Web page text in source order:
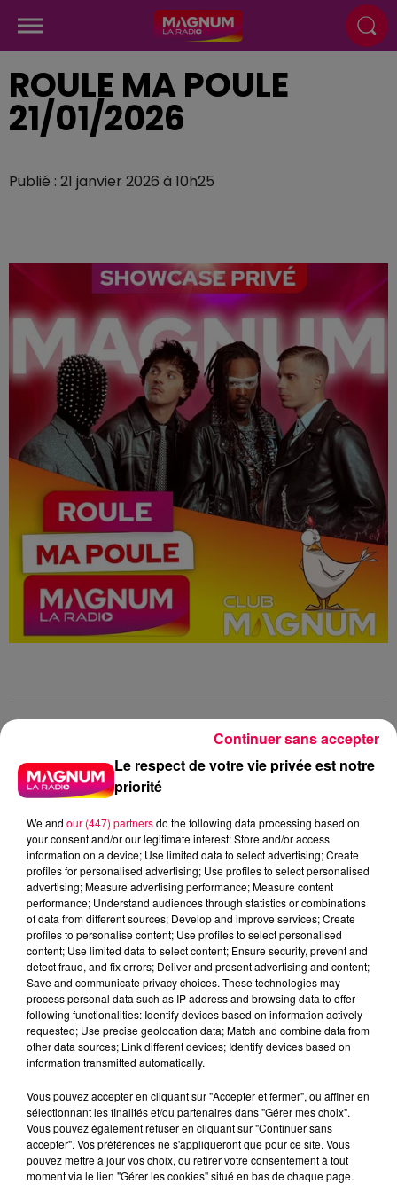
ROULE MA POULE
21/01/2026
Publié : 21 janvier 2026 à 10h25
Club Magnum
Skip The Use
Showcase
Epinal
Magnum la Radio
Radio
Vosges
Meurthe et Moselle
Haute Marne
Alsace
Meuse Grand Est
Fred
JULIE D'ESSEGNEY REMPORTE SES PLACES AU
SHOWCASE MAGNUM AVEC SKIP THE USE
0:00 1 min 45 sec
21 janvier 2026 - 1 min 45 sec
ROULE MA POULE 21/01/2026
Chaque jour, écoutez Club Magnum avecFredentre
Le respect de votre vie privée est notre
priorité
We and our (447) partnersdo the following data processing based on
your consent and/or our legitimate interest: Store and/or access
information on a device; Use limited data to select advertising; Create
profiles for personalised advertising; Use profiles to select personalised
advertising; Measure advertising performance; Measure content
performance; Understand audiences through statistics or combinations
of data from different sources; Develop and improve services; Create
profiles to personalise content; Use profiles to select personalised
content; Use limited data to select content; Ensure security, prevent and
detect fraud, and fix errors; Deliver and present advertising and content;
Save and communicate privacy choices. These technologies may
process personal data such as IP address and browsing data to offer
following functionalities: Identify devices based on information actively
requested; Use precise geolocation data; Match and combine data from
other data sources; Link different devices; Identify devices based on
information transmitted automatically.
Vous pouvez accepter en cliquant sur "Accepter et fermer", ou affiner en
sélectionnant les finalités et/ou partenaires dans "Gérer mes choix".
Vous pouvez également refuser en cliquant sur "Continuer sans
accepter". Vos préférences ne s'appliqueront que pour ce site. Vous
pouvez mettre à jour vos choix, ou retirer votre consentement à tout
moment via le lien "Gérer les cookies" situé en bas de chaque page.
Continuer sans accepter